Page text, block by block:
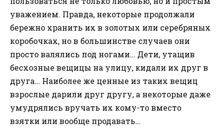
уважением. Правда, некоторые продолжали
бережно хранить их в золотых или серебряных
коробочках, но в большинстве случаев они
просто валялись под ногами… Дети, утащив
бесхозные вещицы на улицу, кидали их друг в
друга… Наиболее же ценные из таких вещиц
взрослые дарили друг другу, а некоторые даже
умудрялись вручать их кому-то вместо
взятки или вообще продавать…